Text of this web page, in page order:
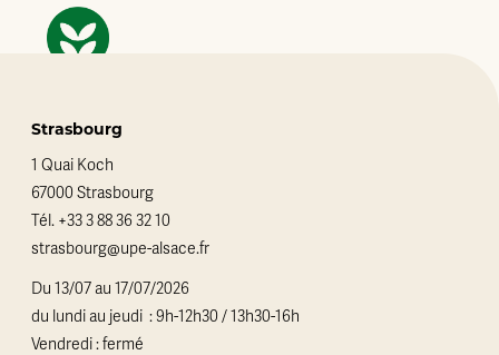
Strasbourg
1 Quai Koch
67000 Strasbourg
Tél. +33 3 88 36 32 10
strasbourg@upe-alsace.fr
Du 13/07 au 17/07/2026
du lundi au jeudi : 9h-12h30 / 13h30-16h
Vendredi : fermé